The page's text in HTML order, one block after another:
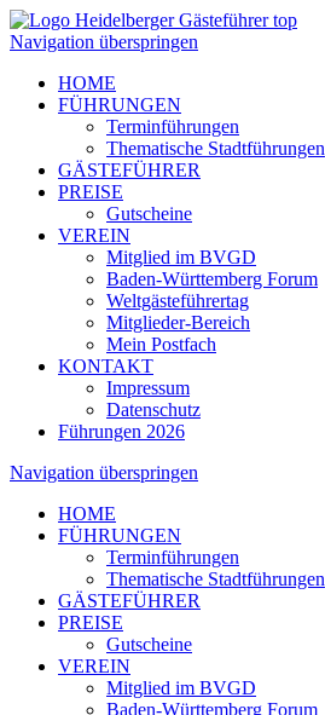
Navigation überspringen
HOME
FÜHRUNGEN
Terminführungen
Thematische Stadtführungen
GÄSTEFÜHRER
PREISE
Gutscheine
VEREIN
Mitglied im BVGD
Baden-Württemberg Forum
Weltgästeführertag
Mitglieder-Bereich
Mein Postfach
KONTAKT
Impressum
Datenschutz
Führungen 2026
Navigation überspringen
HOME
FÜHRUNGEN
Terminführungen
Thematische Stadtführungen
GÄSTEFÜHRER
PREISE
Gutscheine
VEREIN
Mitglied im BVGD
Baden-Württemberg Forum